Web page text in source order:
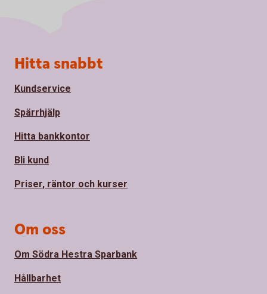
Sidfot
Hitta snabbt
Kundservice
Spärrhjälp
Hitta bankkontor
Bli kund
Priser, räntor och kurser
Om oss
Om Södra Hestra Sparbank
Hållbarhet